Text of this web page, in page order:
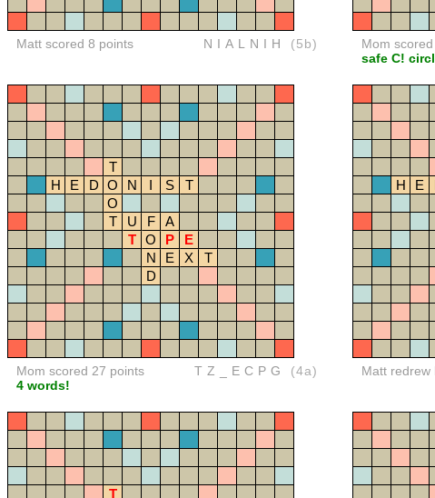
Matt scored 8 points NIALNIH (5b)
Mom
safe C!
T
H
E D O N I S
T
O
T
U F
A
T
O P
E
N
E X
T
D
Mom scored 27 points
4 words!
TZ_ECPG (4a)
H
E
Matt redrew
T